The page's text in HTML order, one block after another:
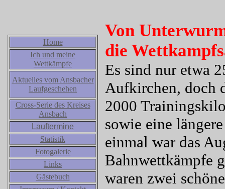
Home
Ich und meine
Wettkämpfe
Aktuelles vom Ansbacher
Laufgeschehen
Cross-Serie des Kreises
Ansbach
Lauftermine
Statistik
Fotogalerie
Links
Gästebuch
Von
die
Es sind nur etwa
Aufkirchen, doch
2000
sowie eine
einmal war das
Bahnwettkämpfe
waren zwei